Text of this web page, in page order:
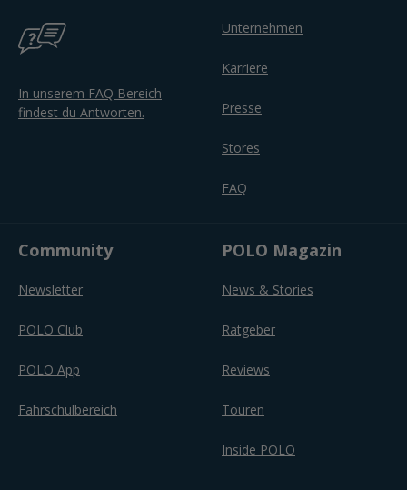
In unserem FAQ Bereich
findest du Antworten.
Unternehmen
Karriere
Presse
Stores
FAQ
Community
Newsletter
POLO Club
POLO App
Fahrschulbereich
POLO Magazin
News & Stories
Ratgeber
Reviews
Touren
Inside POLO